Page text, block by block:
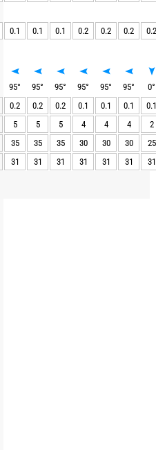
0.1 0.1 0.1 0.2 0.2 0.2 0.2
95° 95° 95° 95° 95° 95° 0°
0.2 0.2 0.2 0.1 0.1 0.1
0.1
5 5 5 4 4 4
2
35 35 35 30 30 30
25
31 31 31 31 31 31 31